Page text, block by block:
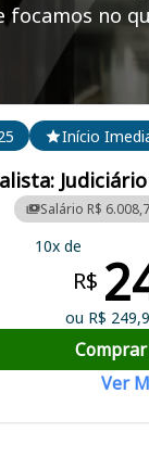
focamos no
TJ PA -
destaque para
Início
Salário R$
10x de
R$
ou R$
Ver